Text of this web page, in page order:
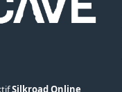
Silkroad Online